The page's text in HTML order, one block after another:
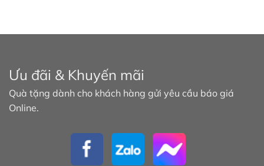
Ưu đãi & Khuyến mãi
Quà tặng dành cho khách hàng gửi yêu cầu báo giá
Online.